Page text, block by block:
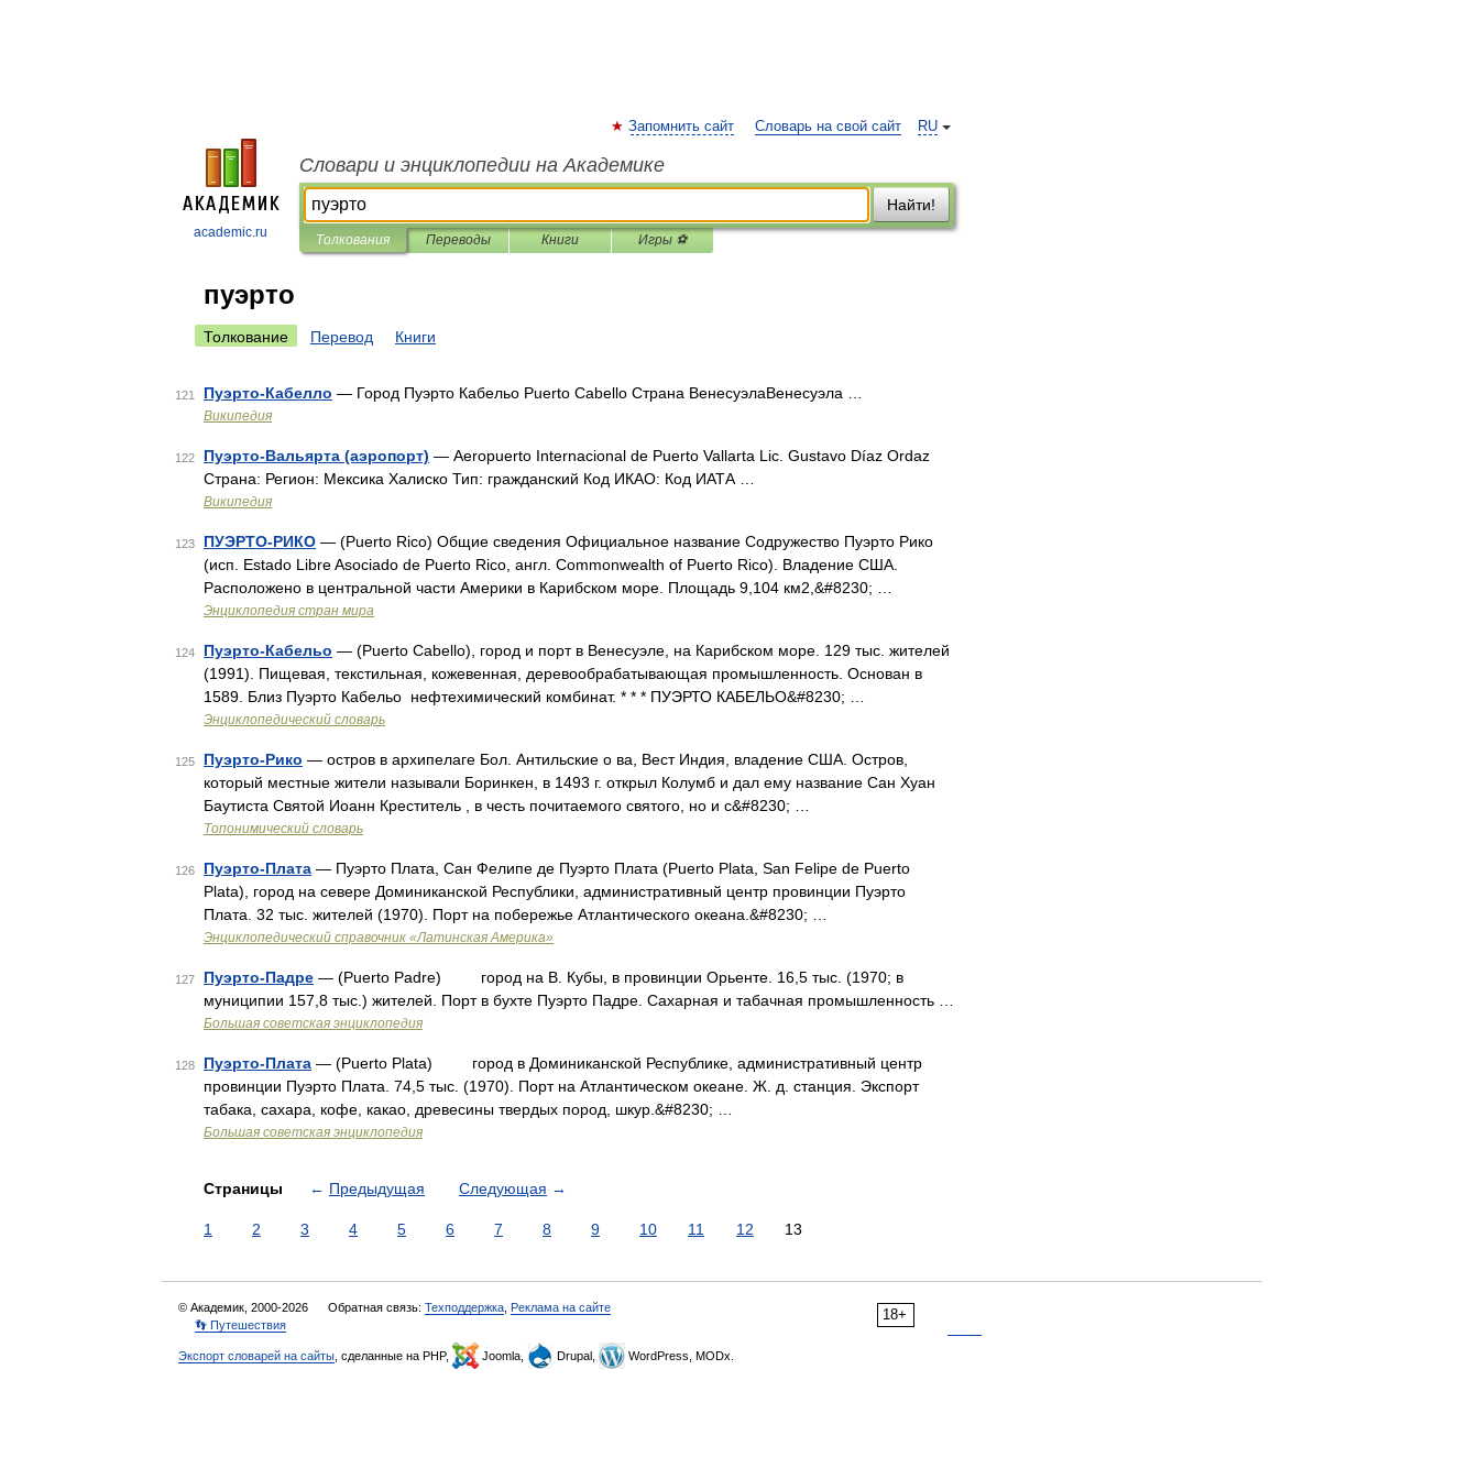
academic.ru
RU
Запомнить сайт Словарь на свой сайт
Словари и энциклопедии на Академике
Найти!
Толкования Переводы Книги Игры ⚽
пуэрто
Толкование Перевод Книги
121 Пуэрто-Кабелло — Город Пуэрто Кабельо Puerto Cabello Страна ВенесуэлаВенесуэла …
Википедия
122 Пуэрто-Вальярта (аэропорт) — Aeropuerto Internacional de Puerto Vallarta Lic. Gustavo Díaz Ordaz
Страна: Регион: Мексика Халиско Тип: гражданский Код ИКАО: Код ИАТА …
Википедия
123 ПУЭРТО-РИКО — (Puerto Rico) Общие сведения Официальное название Содружество Пуэрто Рико
(исп. Estado Libre Asociado de Puerto Rico, англ. Commonwealth of Puerto Rico). Владение США.
Расположено в центральной части Америки в Карибском море. Площадь 9,104 км2,&#8230; …
Энциклопедия стран мира
124 Пуэрто-Кабельо — (Puerto Cabello), город и порт в Венесуэле, на Карибском море. 129 тыс. жителей
(1991). Пищевая, текстильная, кожевенная, деревообрабатывающая промышленность. Основан в
1589. Близ Пуэрто Кабельо нефтехимический комбинат. * * * ПУЭРТО КАБЕЛЬО&#8230; …
Энциклопедический словарь
125 Пуэрто-Рико — остров в архипелаге Бол. Антильские о ва, Вест Индия, владение США. Остров,
который местные жители называли Боринкен, в 1493 г. открыл Колумб и дал ему название Сан Хуан
Баутиста Святой Иоанн Креститель , в честь почитаемого святого, но и с&#8230; …
Топонимический словарь
126 Пуэрто-Плата — Пуэрто Плата, Сан Фелипе де Пуэрто Плата (Puerto Plata, San Felipe de Puerto
Plata), город на севере Доминиканской Республики, административный центр провинции Пуэрто
Плата. 32 тыс. жителей (1970). Порт на побережье Атлантического океана.&#8230; …
Энциклопедический справочник «Латинская Америка»
127 Пуэрто-Падре — (Puerto Padre) город на В. Кубы, в провинции Орьенте. 16,5 тыс. (1970; в
муниципии 157,8 тыс.) жителей. Порт в бухте Пуэрто Падре. Сахарная и табачная промышленность …
Большая советская энциклопедия
128 Пуэрто-Плата — (Puerto Plata) город в Доминиканской Республике, административный центр
провинции Пуэрто Плата. 74,5 тыс. (1970). Порт на Атлантическом океане. Ж. д. станция. Экспорт
табака, сахара, кофе, какао, древесины твердых пород, шкур.&#8230; …
Большая советская энциклопедия
Страницы ← Предыдущая Следующая →
1 2 3 4 5 6 7 8 9 10 11 12 13
18+
© Академик, 2000-2026 Обратная связь: Техподдержка Реклама на сайте
👣 Путешествия
Экспорт словарей на сайты , сделанные на PHP, Joomla, Drupal, WordPress, MODx.